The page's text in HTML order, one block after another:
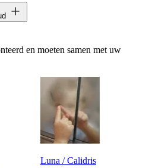
en moeten samen met uw
Luna / Calidris